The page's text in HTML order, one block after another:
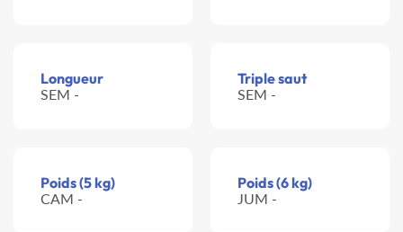
Longueur
SEM -
Triple saut
SEM -
Poids (5 kg)
CAM -
Poids (6 kg)
JUM -